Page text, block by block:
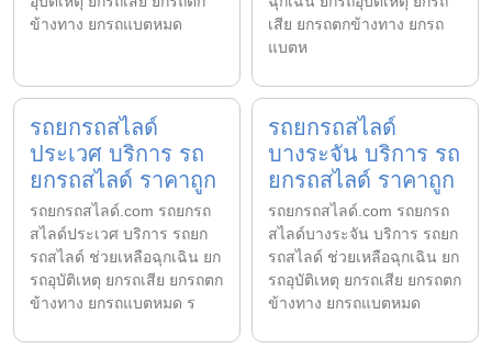
ข้างทาง ยกรถแบตหมด
เสีย ยกรถตกข้างทาง ยกรถ
แบตห
รถยกรถสไลด์
ประเวศ บริการ รถ
ยกรถสไลด์ ราคาถูก
รถยกรถสไลด์.com รถยกรถ
สไลด์ประเวศ บริการ รถยก
รถสไลด์ ช่วยเหลือฉุกเฉิน ยก
รถอุบัติเหตุ ยกรถเสีย ยกรถตก
ข้างทาง ยกรถแบตหมด ร
รถยกรถสไลด์
บางระจัน บริการ รถ
ยกรถสไลด์ ราคาถูก
รถยกรถสไลด์.com รถยกรถ
สไลด์บางระจัน บริการ รถยก
รถสไลด์ ช่วยเหลือฉุกเฉิน ยก
รถอุบัติเหตุ ยกรถเสีย ยกรถตก
ข้างทาง ยกรถแบตหมด